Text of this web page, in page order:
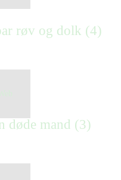
røv og dolk (4)
døde mand (3)